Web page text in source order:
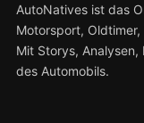
AutoNatives ist das
Motorsport,
Mit Storys,
des Automobils.